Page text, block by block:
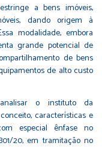
a bens imóveis,
dando origem à
modalidade, embora
grande potencial de
de bens
de alto custo
o instituto da
características e
especial ênfase no
20, em tramitação no